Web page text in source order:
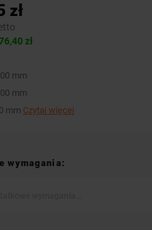
zł
zł
mm
mm
mm Czytaj więcej
wymagania: